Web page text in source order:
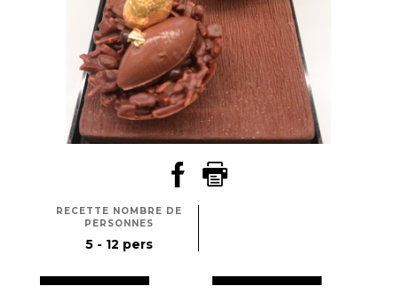
RECETTE NOMBRE DE
PERSONNES
5 - 12 pers